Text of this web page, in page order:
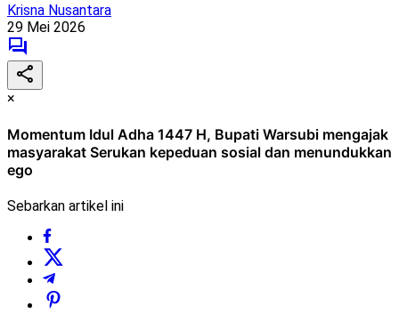
Krisna Nusantara
29 Mei 2026
×
Momentum Idul Adha 1447 H, Bupati Warsubi mengajak
masyarakat Serukan kepeduan sosial dan menundukkan
ego
Sebarkan artikel ini